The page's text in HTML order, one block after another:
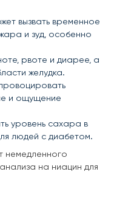
вызвать временное
и зуд, особенно
рвоте и диарее, а
желудка.
и ощущение
уровень сахара в
людей с диабетом.
немедленного
на ниацин для